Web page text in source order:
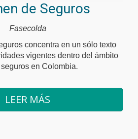
de Seguros
Fasecolda
concentra en un sólo texto
vigentes dentro del ámbito
en Colombia.
LEER MÁS